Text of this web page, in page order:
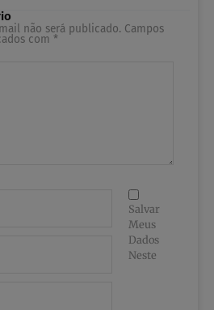
não será publicado. Campos
com *
Salvar
Meus
Dados
Neste